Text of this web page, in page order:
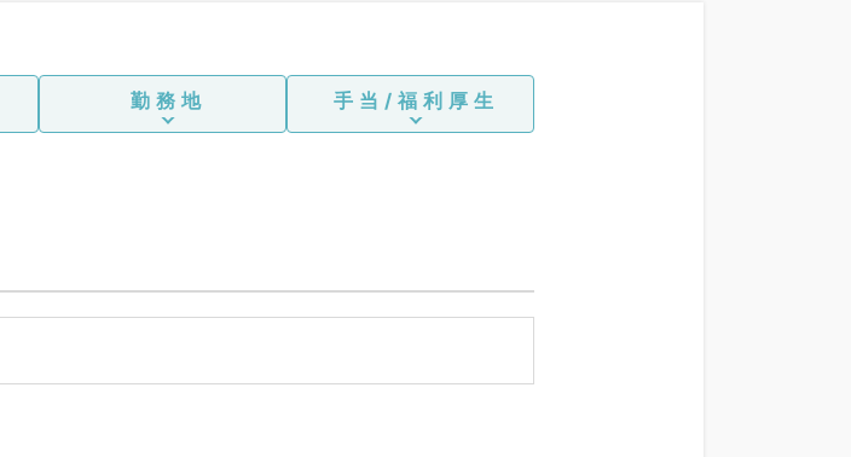
勤務地 手当/福利厚生